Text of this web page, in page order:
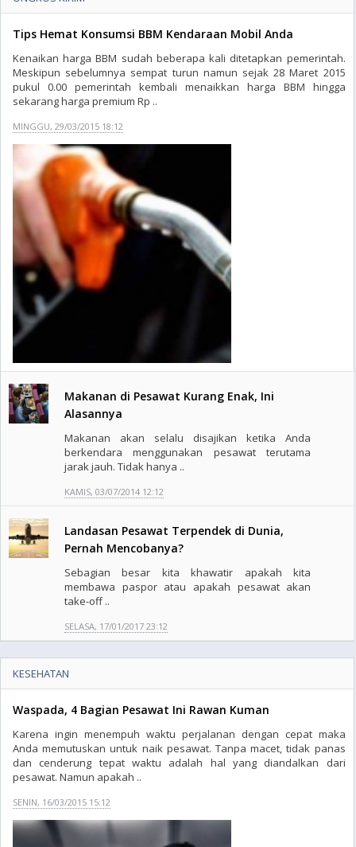
Tips Hemat Konsumsi BBM Kendaraan Mobil Anda
Kenaikan harga BBM sudah beberapa kali ditetapkan pemerintah.
Meskipun sebelumnya sempat turun namun sejak 28 Maret 2015
pukul 0.00 pemerintah kembali menaikkan harga BBM hingga
sekarang harga premium Rp ..
MINGGU, 29/03/2015 18:12
Makanan di Pesawat Kurang Enak, Ini
Alasannya
Makanan akan selalu disajikan ketika Anda
berkendara menggunakan pesawat terutama
jarak jauh. Tidak hanya ..
KAMIS, 03/07/2014 12:12
Landasan Pesawat Terpendek di Dunia,
Pernah Mencobanya?
Sebagian besar kita khawatir apakah kita
membawa paspor atau apakah pesawat akan
take-off ..
SELASA, 17/01/2017 23:12
KESEHATAN
Waspada, 4 Bagian Pesawat Ini Rawan Kuman
Karena ingin menempuh waktu perjalanan dengan cepat maka
Anda memutuskan untuk naik pesawat. Tanpa macet, tidak panas
dan cenderung tepat waktu adalah hal yang diandalkan dari
pesawat. Namun apakah ..
SENIN, 16/03/2015 15:12